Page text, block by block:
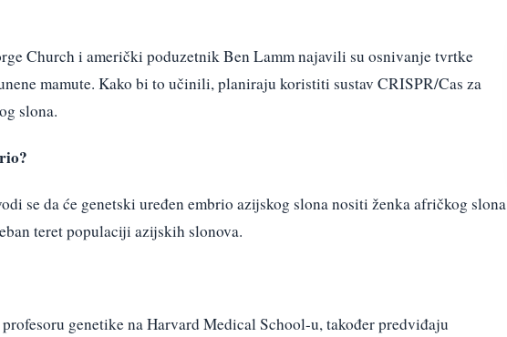
Church i američki poduzetnik Ben Lamm najavili su osnivanje tvrtke
mamute. Kako bi to učinili, planiraju koristiti sustav CRISPR/Cas za
slona.
se da će genetski uređen embrio azijskog slona nositi ženka afričkog slona
teret populaciji azijskih slonova.
genetike na Harvard Medical School-u, također predviđaju